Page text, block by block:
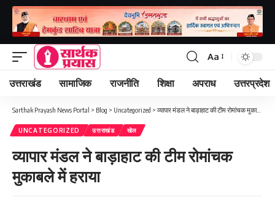
Font
Resizer
Aa
उत्तराखंड सामाजिक राजनीति शिक्षा अपराध उत्तरप्रदेश
Sarthak Prayash News Portal > Blog > Uncategorized > व्यापार मंडल ने बाड़ाहाट की टीम रोमांचक मुकाबले में हराया
UNCATEGORIZED उत्तराखंड खेल
व्यापार मंडल ने बाड़ाहाट की टीम रोमांचक
मुकाबले में हराया